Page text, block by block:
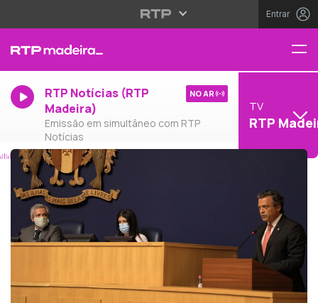
Entrar
RTP Notícias (RTP
Madeira)
Emissão em simultâneo com RTP
Notícias
NO AR
TV
RTP